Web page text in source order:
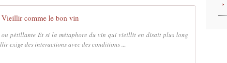
Vieillir comme le bon vin
ou pétillante Et si la métaphore du vin qui vieillit en disait plus long
exige des interactions avec des conditions ...